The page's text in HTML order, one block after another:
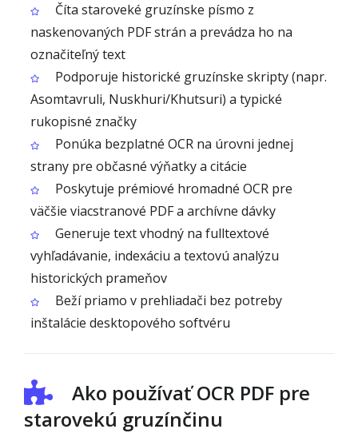
Číta staroveké gruzínske písmo z
naskenovaných PDF strán a prevádza ho na
označiteľný text
Podporuje historické gruzínske skripty (napr.
Asomtavruli, Nuskhuri/Khutsuri) a typické
rukopisné značky
Ponúka bezplatné OCR na úrovni jednej
strany pre občasné výňatky a citácie
Poskytuje prémiové hromadné OCR pre
väčšie viacstranové PDF a archívne dávky
Generuje text vhodný na fulltextové
vyhľadávanie, indexáciu a textovú analýzu
historických prameňov
Beží priamo v prehliadači bez potreby
inštalácie desktopového softvéru
Ako používať OCR PDF pre
starovekú gruzínčinu